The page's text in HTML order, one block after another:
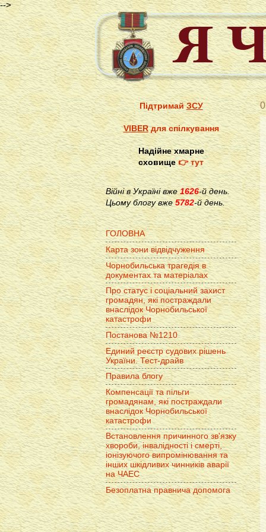
-->
ПідтримайЗСУ
VIBERдля спілкування
Надійне хмарне
сховище👉 тут
Війні в Україні вже1626-й день.
Цьому блогу вже 5782-й день.
ГОЛОВНА
Карта зони відвідчуження
Чорнобильська трагедія в
документах та матеріалах
Про статус і соціальний захист
громадян, які постраждали
внаслідок Чорнобильської
катастрофи
Постанова №1210
Единий реєстр судових рішень
України. Тест-драйв
Правила блогу
Компенсації та пільги
громадянам, які постраждали
внаслідок Чорнобильської
катастрофи
Встановлення причинного зв'язку
хвороби, інвалідності і смерті,
іонізуючого випромінювання та
інших шкідливих чинників аварії
на ЧАЕС
Безоплатна правнича допомога